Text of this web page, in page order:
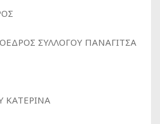
ΣΥΛΛΟΓΟΥ ΠΑΝΑΓΙΤΣΑ
ΚΑΤΕΡΙΝΑ